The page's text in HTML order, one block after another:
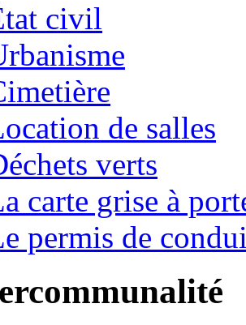
civil
de salles
verts
carte grise à
permis de